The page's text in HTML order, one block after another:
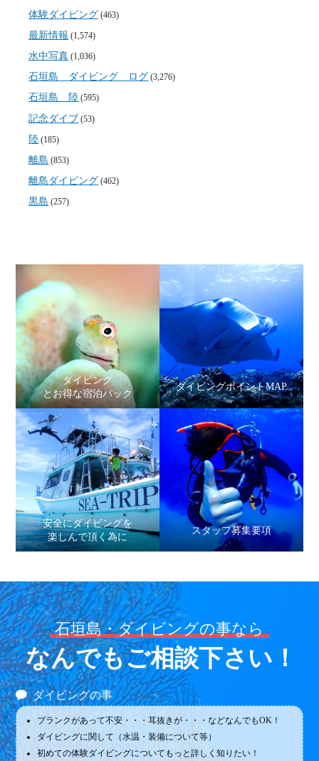
体験ダイビング (463)
最新情報 (1,574)
水中写真 (1,036)
石垣島 ダイビング ログ (3,276)
石垣島 陸 (595)
記念ダイブ (53)
陸 (185)
離島 (853)
離島ダイビング (462)
黒島 (257)
ダイビング
とお得な宿泊パック
ダイビングポイントMAP
安全にダイビングを
楽しんで頂く為に
スタッフ募集要項
石垣島・ダイビングの事なら
なんでもご相談下さい！
ダイビングの事
ブランクがあって不安・・・耳抜きが・・・などなんでもOK！
ダイビングに関して（水温・装備について等）
初めての体験ダイビングについてもっと詳しく知りたい！